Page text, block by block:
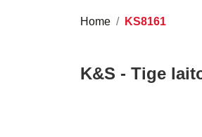
Home KS8161
K&S - Tige